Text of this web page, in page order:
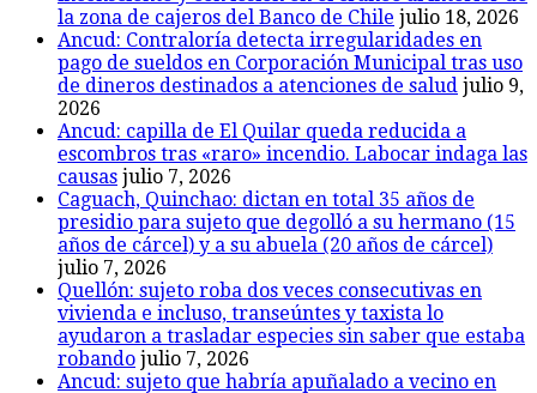
la zona de cajeros del Banco de Chile julio 18, 2026
Ancud: Contraloría detecta irregularidades en
pago de sueldos en Corporación Municipal tras uso
de dineros destinados a atenciones de salud julio 9,
2026
Ancud: capilla de El Quilar queda reducida a
escombros tras «raro» incendio. Labocar indaga las
causas julio 7, 2026
Caguach, Quinchao: dictan en total 35 años de
presidio para sujeto que degolló a su hermano (15
años de cárcel) y a su abuela (20 años de cárcel)
julio 7, 2026
Quellón: sujeto roba dos veces consecutivas en
vivienda e incluso, transeúntes y taxista lo
ayudaron a trasladar especies sin saber que estaba
robando julio 7, 2026
Ancud: sujeto que habría apuñalado a vecino en